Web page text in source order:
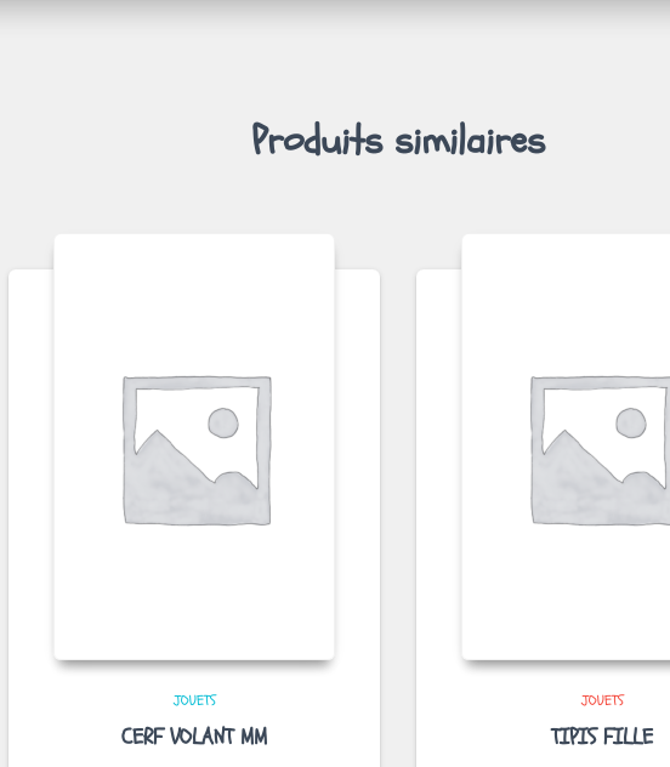
Produits similaires
JOUETS
CERF VOLANT MM
JOUETS
TIPIS FILLE